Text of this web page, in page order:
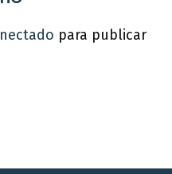
para publicar